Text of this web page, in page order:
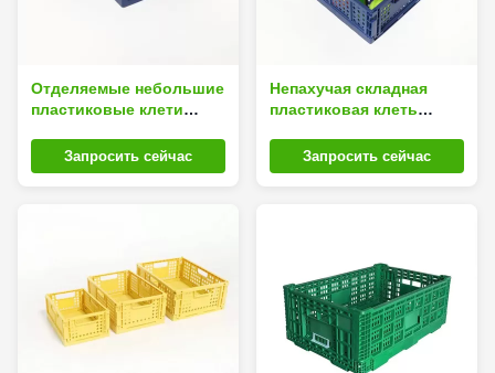
Отделяемые небольшие
пластиковые клети
портативной машинки
настольных Sundries
Запросить сейчас
Непахучая складная
пластиковая клеть
складная пластиковая
корзина
Запросить сейчас